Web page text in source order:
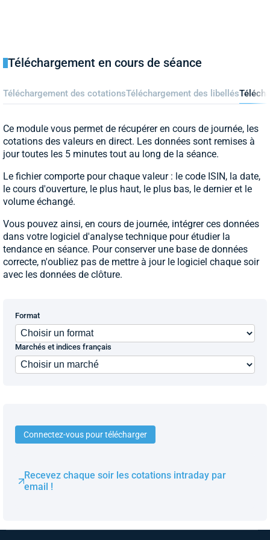
Téléchargement en cours de séance
Téléchargement des cotationsTéléchargement des libellés
Ce module vous permet de récupérer en cours de journée, les
cotations des valeurs en direct. Les données sont remises à
jour toutes les 5 minutes tout au long de la séance.
Le fichier comporte pour chaque valeur : le code ISIN, la date,
le cours d'ouverture, le plus haut, le plus bas, le dernier et le
volume échangé.
Vous pouvez ainsi, en cours de journée, intégrer ces données
dans votre logiciel d'analyse technique pour étudier la
tendance en séance. Pour conserver une base de données
correcte, n'oubliez pas de mettre à jour le logiciel chaque soir
avec les données de clôture.
Format
Marchés et indices français
Connectez-vous pour télécharger
Recevez chaque soir les cotations intraday par
email !